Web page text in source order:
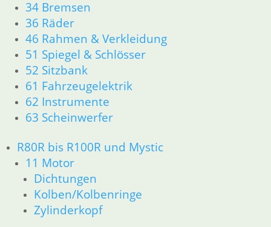
34 Bremsen
36 Räder
46 Rahmen & Verkleidung
51 Spiegel & Schlösser
52 Sitzbank
61 Fahrzeugelektrik
62 Instrumente
63 Scheinwerfer
R80R bis R100R und Mystic
11 Motor
Dichtungen
Kolben/Kolbenringe
Zylinderkopf
Dichtungen
Zylinderkopf
Kolben/Kolbenringe
12 Motorelektrik
13 Vergaser
16 Tank
18 Auspuff
21 Kupplung
23 Getriebe
34 Bremsen
36 Räder
46 Rahmen & Verkleidung
51 Spiegel & Schlösser
52 Sitzbank
61 Fahrzeugelektrik